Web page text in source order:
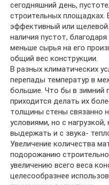
сегодняшний день,
строительных площадках.
эффективный или
наличия пустот,
меньше сырья на его
общий вес конструкции.
В разных климатических
перепады температур в
большие. Что бы в зимний
приходится делать их
толщины стены связанно
условиями, но с
выдержать и с звука-
Увеличение количества
подорожанию
увеличению всего веса
целесообразнее